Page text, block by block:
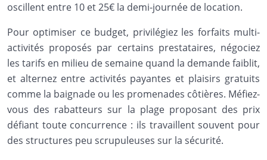
oscillent entre 10 et 25€ la demi-journée de location.
Pour optimiser ce budget, privilégiez les forfaits multi-
activités proposés par certains prestataires, négociez
les tarifs en milieu de semaine quand la demande faiblit,
et alternez entre activités payantes et plaisirs gratuits
comme la baignade ou les promenades côtières. Méfiez-
vous des rabatteurs sur la plage proposant des prix
défiant toute concurrence : ils travaillent souvent pour
des structures peu scrupuleuses sur la sécurité.